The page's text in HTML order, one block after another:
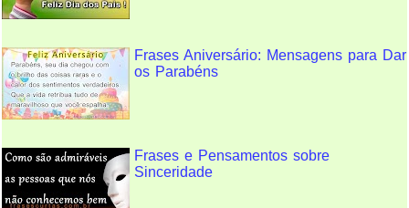
Frases Aniversário: Mensagens para Dar
os Parabéns
Frases e Pensamentos sobre
Sinceridade